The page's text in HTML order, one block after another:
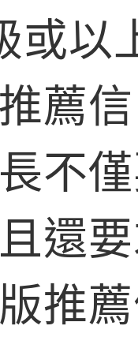
或以
薦
不
還
推